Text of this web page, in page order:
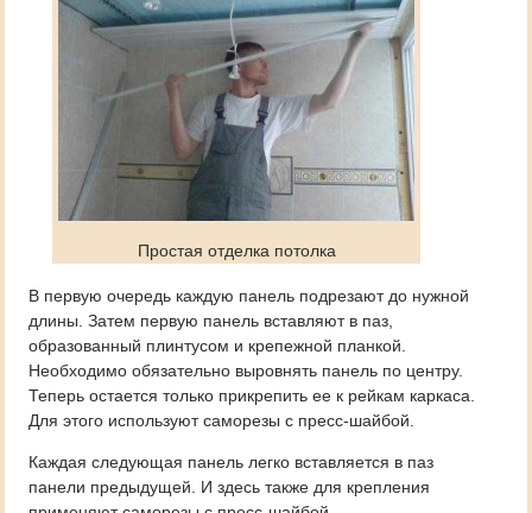
Простая отделка потолка
В первую очередь каждую панель подрезают до нужной
длины. Затем первую панель вставляют в паз,
образованный плинтусом и крепежной планкой.
Необходимо обязательно выровнять панель по центру.
Теперь остается только прикрепить ее к рейкам каркаса.
Для этого используют саморезы с пресс-шайбой.
Каждая следующая панель легко вставляется в паз
панели предыдущей. И здесь также для крепления